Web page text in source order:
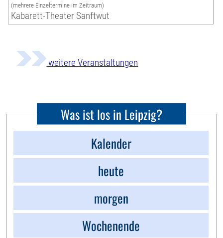
(mehrere Einzeltermine im Zeitraum)
Kabarett-Theater Sanftwut
weitere Veranstaltungen
Was ist los in Leipzig?
Kalender
heute
morgen
Wochenende